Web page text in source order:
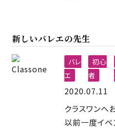
新しいバレエの先生
バレ
エ
初心
者
2020.07.11
クラスワンへ
以前一度イベ